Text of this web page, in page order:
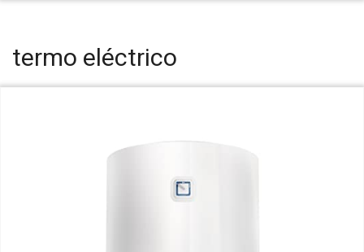
termo eléctrico